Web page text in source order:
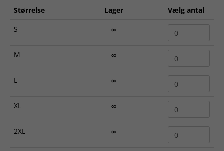
Størrelse Lager
Vælg antal
S
∞
M ∞
L ∞
XL ∞
2XL ∞